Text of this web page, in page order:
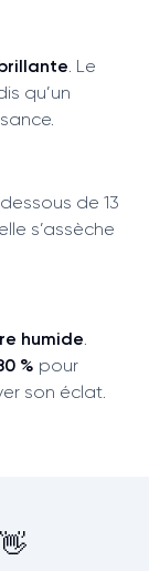
. Le
qu’un
dessous de 13
s’assèche
humide
% pour
son éclat.